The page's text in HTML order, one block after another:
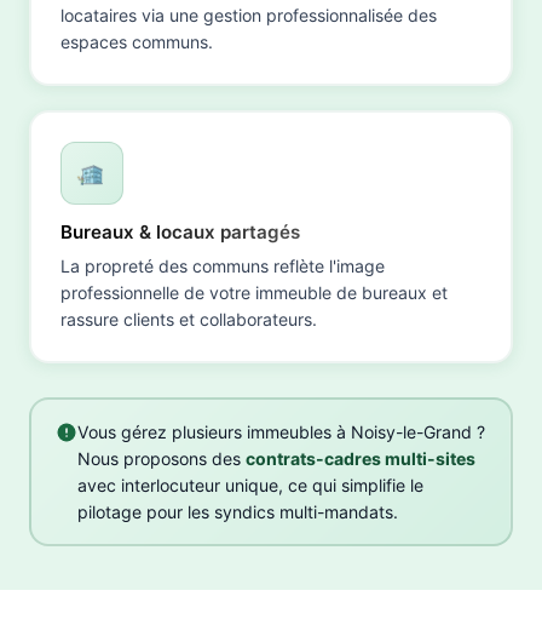
locataires via une gestion professionnalisée des
espaces communs.
Bureaux & locaux partagés
La propreté des communs reflète l'image
professionnelle de votre immeuble de bureaux et
rassure clients et collaborateurs.
Vous gérez plusieurs immeubles à Noisy-le-Grand ?
Nous proposons des contrats-cadres multi-sites
avec interlocuteur unique, ce qui simplifie le
pilotage pour les syndics multi-mandats.